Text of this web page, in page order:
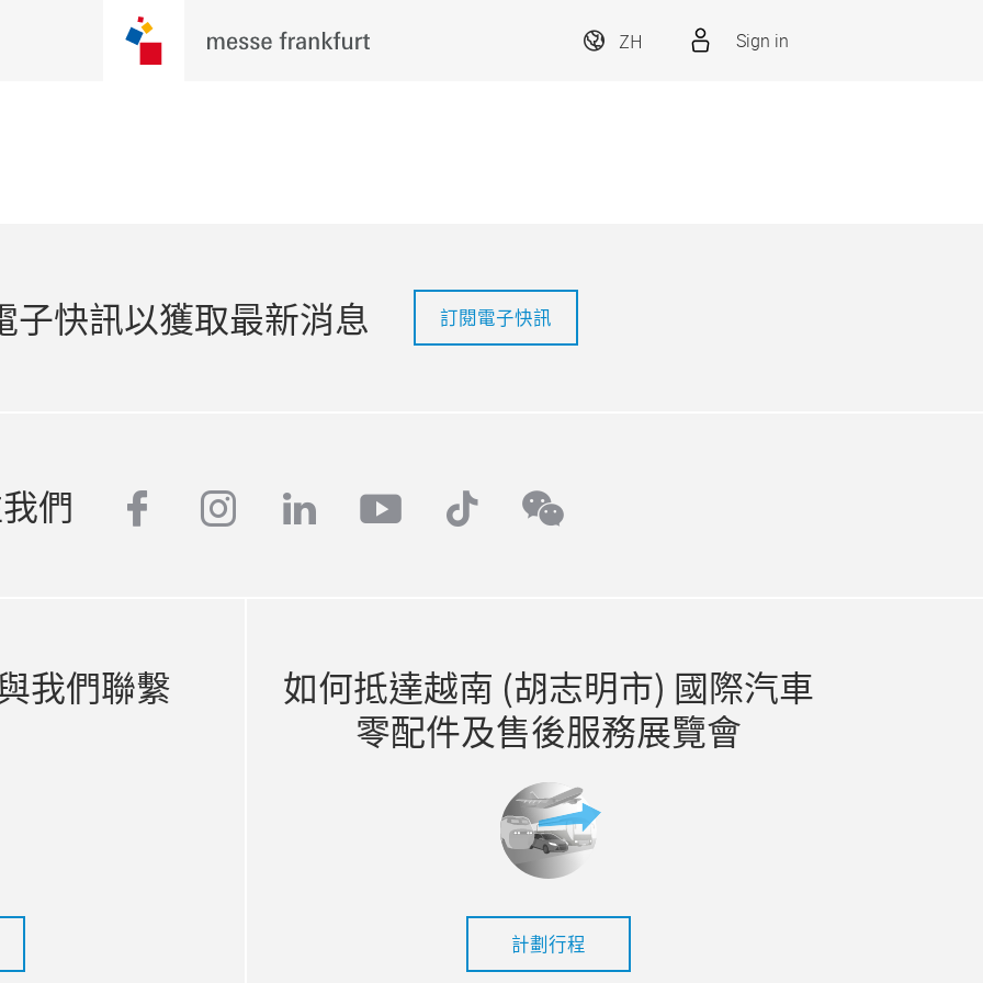
ZH Sign in
子快訊以獲取最新消息 訂閱電子快訊
們 facebook
instagram
linkedinyoutubetiktokwechat
我們聯繫
如何抵達越南 (胡志明市) 國際汽車
零配件及售後服務展覽會
計劃行程